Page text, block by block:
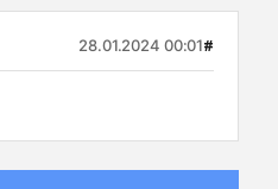
28.01.2024 00:01#